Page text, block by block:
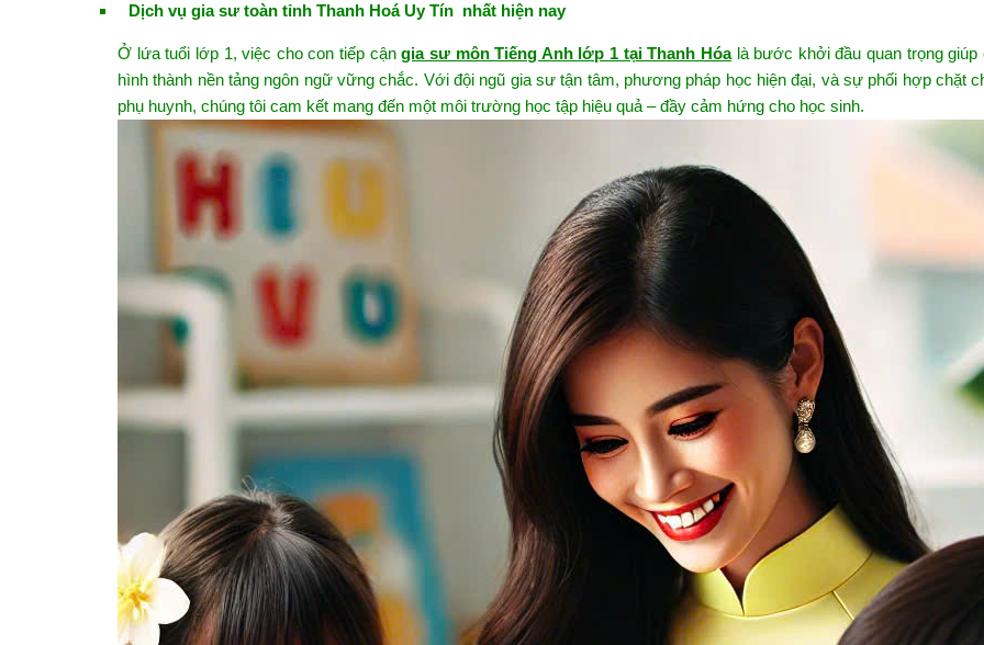
Dịch vụ gia sư toàn tỉnh Thanh Hoá Uy Tín nhất hiện nay
Ở lứa tuổi lớp 1, việc cho con tiếp cậngia sư môn Tiếng Anh lớp 1 tại Thanh Hóalà bước khởi đầu quan trọng giúp
hình thành nền tảng ngôn ngữ vững chắc. Với đội ngũ gia sư tận tâm, phương pháp học hiện đại, và sự phối hợp chặt
phụ huynh, chúng tôi cam kết mang đến một môi trường học tập hiệu quả – đầy cảm hứng cho học sinh.